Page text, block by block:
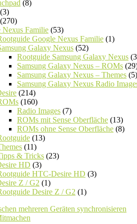
(8)
(3)
(270)
Nexus Familie (53)
Google Nexus Familie (1)
Galaxy Nexus (52)
Rootguide Samsung Galaxy Nexus
Samsung Galaxy Nexus – ROMs
Samsung Galaxy Nexus – Themes (5)
Samsung Galaxy Nexus Radio
(214)
(160)
Radio Images (7)
ROMs mit Sense Oberfläche (13)
ROMs ohne Sense Oberfläche (8)
(13)
(11)
& Tricks (23)
HD (3)
HTC-Desire HD (3)
Z / G2 (1)
Desire Z / G2 (1)
mehreren Geräten synchronisieren